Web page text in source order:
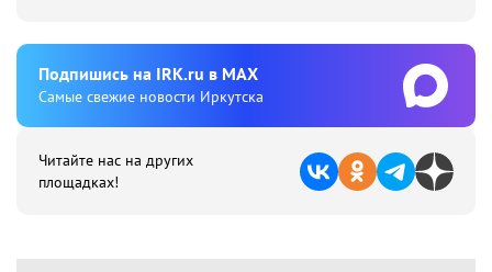
Подпишиcь на IRK.ru в MAX
Cамые свежие новости Иркутска
Читайте нас на других
площадках!